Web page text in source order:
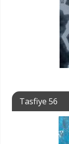
Tasfiye 56